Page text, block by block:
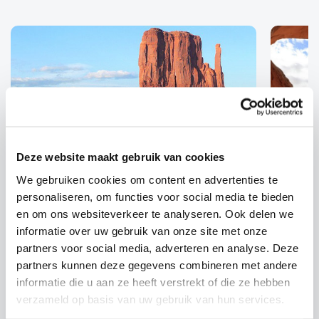
Deze website maakt gebruik van cookies
We gebruiken cookies om content en advertenties te
personaliseren, om functies voor social media te bieden
en om ons websiteverkeer te analyseren. Ook delen we
informatie over uw gebruik van onze site met onze
partners voor social media, adverteren en analyse. Deze
partners kunnen deze gegevens combineren met andere
informatie die u aan ze heeft verstrekt of die ze hebben
verzameld op basis van uw gebruik van hun services.
Het beste van Zuidwest-
Amerika
Fantastische autorondreis om het
zuidwesten van Amerika met al zijn
facetten te verkennen. U bezoekt de
Een